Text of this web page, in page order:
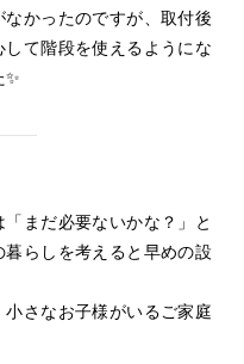
かったのですが、取付後
て階段を使えるようにな
まだ必要ないかな？」と
らしを考えると早めの設
さなお子様がいるご家庭